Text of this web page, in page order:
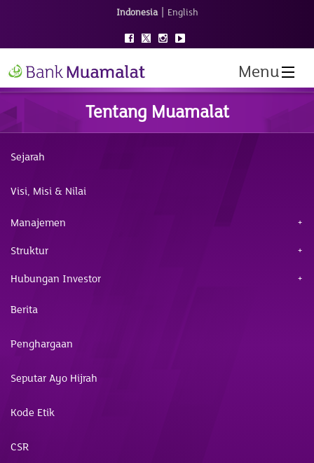
Indonesia | English
Menu
Tentang Muamalat
Sejarah
Visi, Misi & Nilai
Manajemen
Struktur
Hubungan Investor
Berita
Penghargaan
Seputar Ayo Hijrah
Kode Etik
CSR